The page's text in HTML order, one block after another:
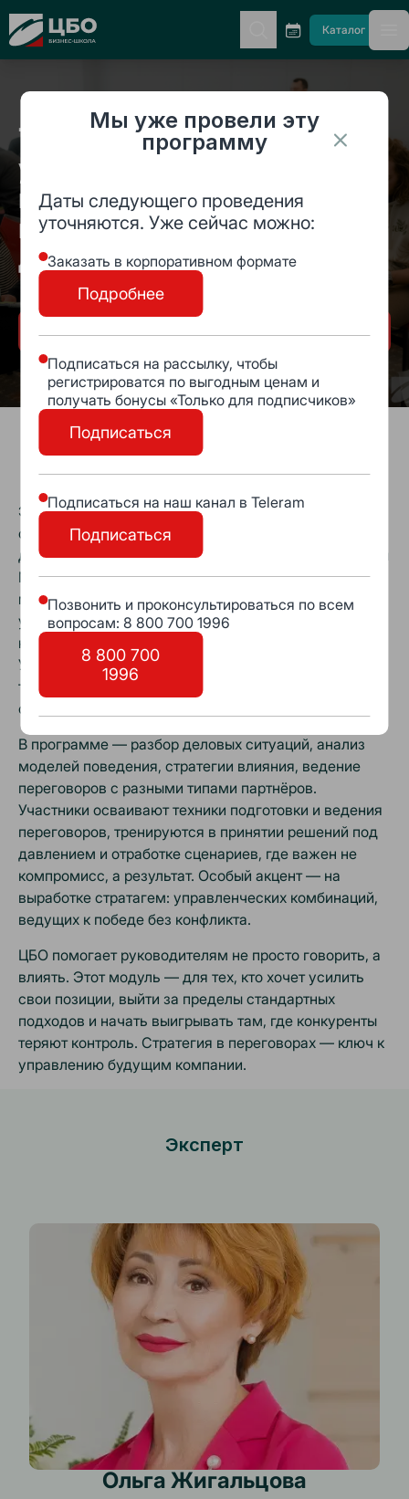
Мы уже провели эту
программу
Даты следующего проведения
уточняются. Уже сейчас можно:
Заказать в корпоративном формате
Подробнее
Подписаться на рассылку, чтобы
регистрироватся по выгодным ценам и
получать бонусы «Только для подписчиков»
Подписаться
Подписаться на наш канал в Teleram
Подписаться
Позвонить и проконсультироваться по всем
вопросам: 8 800 700 1996
8 800 700
1996
CBO Каталог
Технологии выработки
управленческих стратагем
и их реализация в деловых
переговорах для
достижения бизнес-целей
Оставить заявку
Программа
Этот курс «Технологии выработки управленческих
стратагем и их реализация в деловых переговорах
для достижения бизнес-целей» в рамках программы
MBA от ЦБО раскрывает искусство стратегического
мышления и тактического влияния. Здесь участники
учатся видеть переговоры не как обмен мнениями, а
как поле для достижения бизнес-целей.
Управленческие стратагемы — это не трюки, а
точные приёмы, которые позволяют добиваться
своего даже в самых сложных условиях.
В программе — разбор деловых ситуаций, анализ
моделей поведения, стратегии влияния, ведение
переговоров с разными типами партнёров.
Участники осваивают техники подготовки и ведения
переговоров, тренируются в принятии решений под
давлением и отработке сценариев, где важен не
компромисс, а результат. Особый акцент — на
выработке стратагем: управленческих комбинаций,
ведущих к победе без конфликта.
ЦБО помогает руководителям не просто говорить, а
влиять. Этот модуль — для тех, кто хочет усилить
свои позиции, выйти за пределы стандартных
подходов и начать выигрывать там, где конкуренты
теряют контроль. Стратегия в переговорах — ключ к
управлению будущим компании.
Эксперт
Ольга Жигальцова